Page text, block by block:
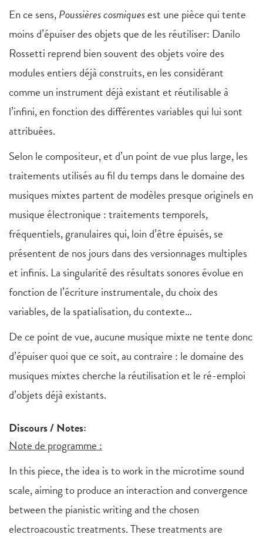
En ce sens,Poussières cosmiquesest une pièce qui tente
moins d’épuiser des objets que de les réutiliser: Danilo
Rossetti reprend bien souvent des objets voire des
modules entiers déjà construits, en les considérant
comme un instrument déjà existant et réutilisable à
l’infini, en fonction des différentes variables qui lui sont
attribuées.
Selon le compositeur, et d’un point de vue plus large, les
traitements utilisés au fil du temps dans le domaine des
musiques mixtes partent de modèles presque originels en
musique électronique : traitements temporels,
fréquentiels, granulaires qui, loin d’être épuisés, se
présentent de nos jours dans des versionnages multiples
et infinis. La singularité des résultats sonores évolue en
fonction de l’écriture instrumentale, du choix des
variables, de la spatialisation, du contexte…
De ce point de vue, aucune musique mixte ne tente donc
d’épuiser quoi que ce soit, au contraire : le domaine des
musiques mixtes cherche la réutilisation et le ré-emploi
d’objets déjà existants.
Discours / Notes:
Note de programme :
In this piece, the idea is to work in the microtime sound
scale, aiming to produce an interaction and convergence
between the pianistic writing and the chosen
electroacoustic treatments. These treatments are